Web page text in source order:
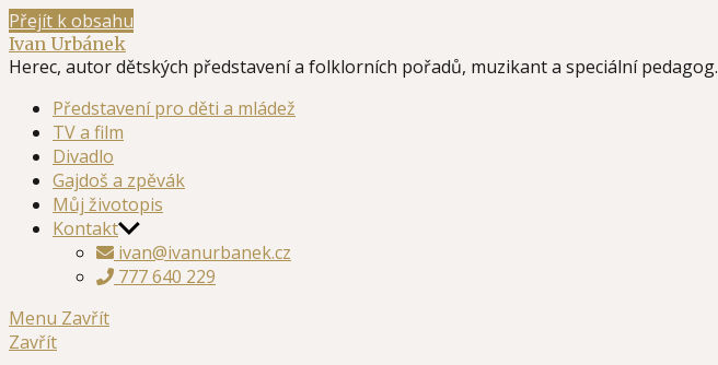
Přejít k obsahu
Ivan Urbánek
Herec, autor dětských představení a folklorních pořadů, muzikant a speciální pedagog.
Představení pro děti a mládež
TV a film
Divadlo
Gajdoš a zpěvák
Můj životopis
Kontakt
ivan@ivanurbanek.cz
777 640 229
Menu Zavřít
Zavřít